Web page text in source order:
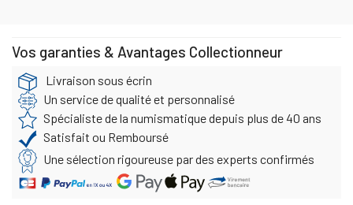
Vos garanties & Avantages Collectionneur
Livraison sous écrin
Un service de qualité et personnalisé
Spécialiste de la numismatique depuis plus de 40 ans
Satisfait ou Remboursé
Une sélection rigoureuse par des experts confirmés